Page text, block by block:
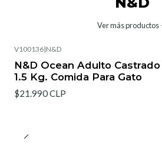
Ver más productos
V100136|N&D
N&D Ocean Adulto
1.5 Kg. Comida Para Gato
$21.990 CLP